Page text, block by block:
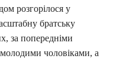
розгорілося у
братську
за попередніми
чоловіками, а